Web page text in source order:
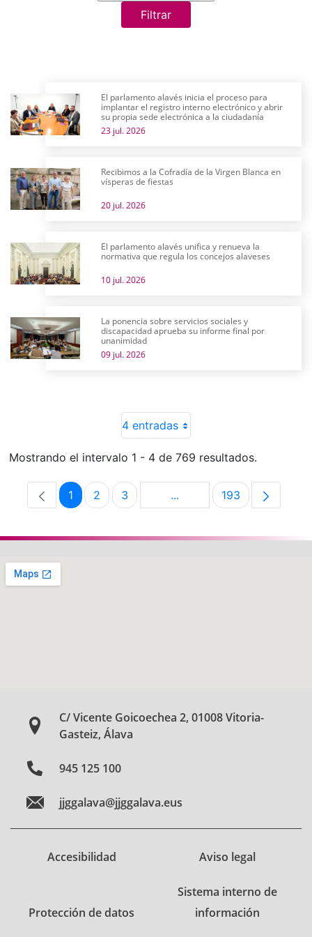
Filtrar
El parlamento alavés inicia el proceso para
implantar el registro interno electrónico y abrir
su propia sede electrónica a la ciudadanía
23 jul. 2026
Recibimos a la Cofradía de la Virgen Blanca en
vísperas de fiestas
20 jul. 2026
El parlamento alavés unifica y renueva la
normativa que regula los concejos alaveses
10 jul. 2026
La ponencia sobre servicios sociales y
discapacidad aprueba su informe final por
unanimidad
09 jul. 2026
4 entradas
Mostrando el intervalo 1 - 4 de 769 resultados.
Página
1 Página
2 Página
3 ...Páginas intermedias Use
Página
193
C/ Vicente Goicoechea 2, 01008 Vitoria-
Gasteiz, Álava
945 125 100
jjggalava@jjggalava.eus
Accesibilidad Aviso legal
Protección de datos
Sistema interno de
información